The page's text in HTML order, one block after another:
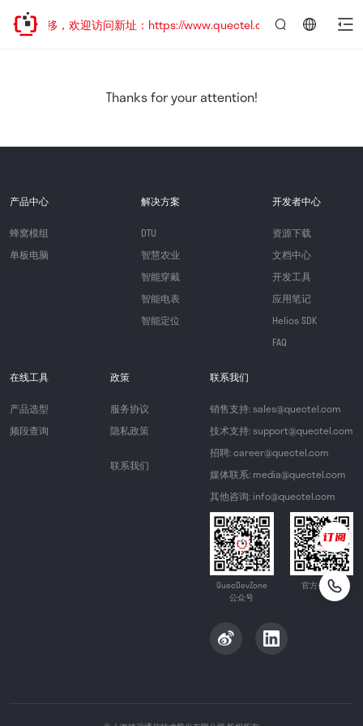
址已迁移，欢迎访问新址：https://www.quectel.com.cn
Thanks for your attention!
产品中心
蜂窝模组
单板电脑
解决方案
DTU
智慧农业
智能穿戴
智能电表
智能定位
开发者中心
资源下载
文档中心
开发工具
应用笔记
Helios SDK
FAQ
在线工具
产品选型
频段查询
政策
服务协议
隐私政策
联系我们
联系我们
销售支持: sales@quectel.com
技术支持: support@quectel.com
招聘: career@quectel.com
媒体联系: media@quectel.com
其他咨询: info@quectel.com
QuecDevZone
公众号
官方公众号